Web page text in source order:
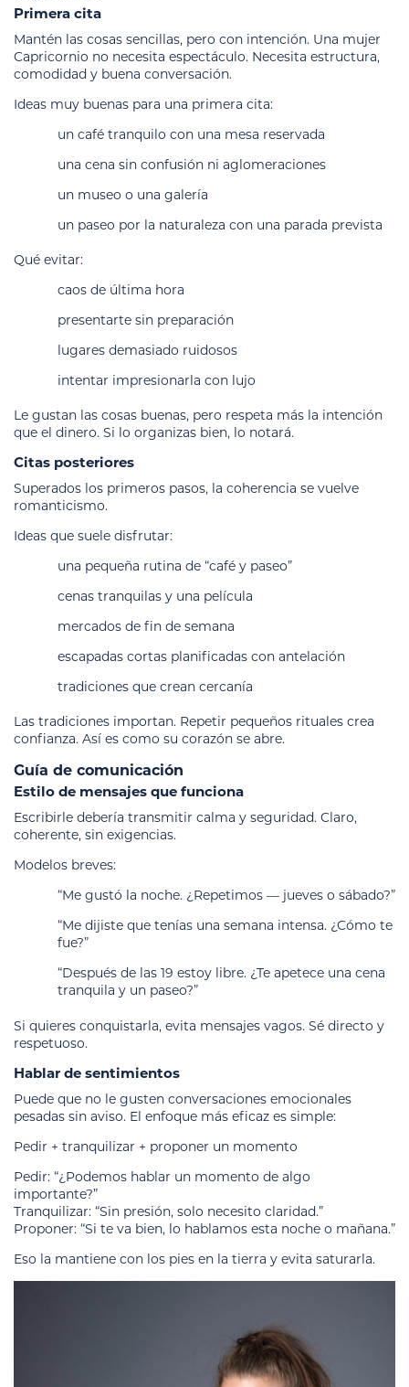
Primera cita
Mantén las cosas sencillas, pero con intención. Una mujer
Capricornio no necesita espectáculo. Necesita estructura,
comodidad y buena conversación.
Ideas muy buenas para una primera cita:
un café tranquilo con una mesa reservada
una cena sin confusión ni aglomeraciones
un museo o una galería
un paseo por la naturaleza con una parada prevista
Qué evitar:
caos de última hora
presentarte sin preparación
lugares demasiado ruidosos
intentar impresionarla con lujo
Le gustan las cosas buenas, pero respeta más la intención
que el dinero. Si lo organizas bien, lo notará.
Citas posteriores
Superados los primeros pasos, la coherencia se vuelve
romanticismo.
Ideas que suele disfrutar:
una pequeña rutina de “café y paseo”
cenas tranquilas y una película
mercados de fin de semana
escapadas cortas planificadas con antelación
tradiciones que crean cercanía
Las tradiciones importan. Repetir pequeños rituales crea
confianza. Así es como su corazón se abre.
Guía de comunicación
Estilo de mensajes que funciona
Escribirle debería transmitir calma y seguridad. Claro,
coherente, sin exigencias.
Modelos breves:
“Me gustó la noche. ¿Repetimos — jueves o sábado?”
“Me dijiste que tenías una semana intensa. ¿Cómo te
fue?”
“Después de las 19 estoy libre. ¿Te apetece una cena
tranquila y un paseo?”
Si quieres conquistarla, evita mensajes vagos. Sé directo y
respetuoso.
Hablar de sentimientos
Puede que no le gusten conversaciones emocionales
pesadas sin aviso. El enfoque más eficaz es simple:
Pedir + tranquilizar + proponer un momento
Pedir: “¿Podemos hablar un momento de algo
importante?”
Tranquilizar: “Sin presión, solo necesito claridad.”
Proponer: “Si te va bien, lo hablamos esta noche o mañana.”
Eso la mantiene con los pies en la tierra y evita saturarla.